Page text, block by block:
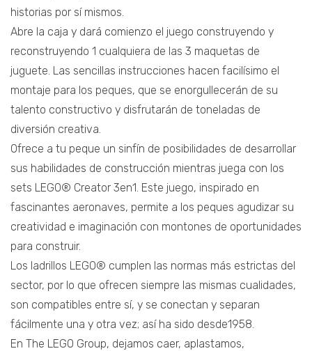
historias por sí mismos.
Abre la caja y dará comienzo el juego construyendo y
reconstruyendo 1 cualquiera de las 3 maquetas de
juguete. Las sencillas instrucciones hacen facilísimo el
montaje para los peques, que se enorgullecerán de su
talento constructivo y disfrutarán de toneladas de
diversión creativa.
Ofrece a tu peque un sinfín de posibilidades de desarrollar
sus habilidades de construcción mientras juega con los
sets LEGO® Creator 3en1. Este juego, inspirado en
fascinantes aeronaves, permite a los peques agudizar su
creatividad e imaginación con montones de oportunidades
para construir.
Los ladrillos LEGO® cumplen las normas más estrictas del
sector, por lo que ofrecen siempre las mismas cualidades,
son compatibles entre sí, y se conectan y separan
fácilmente una y otra vez; así ha sido desde1958.
En The LEGO Group, dejamos caer, aplastamos,